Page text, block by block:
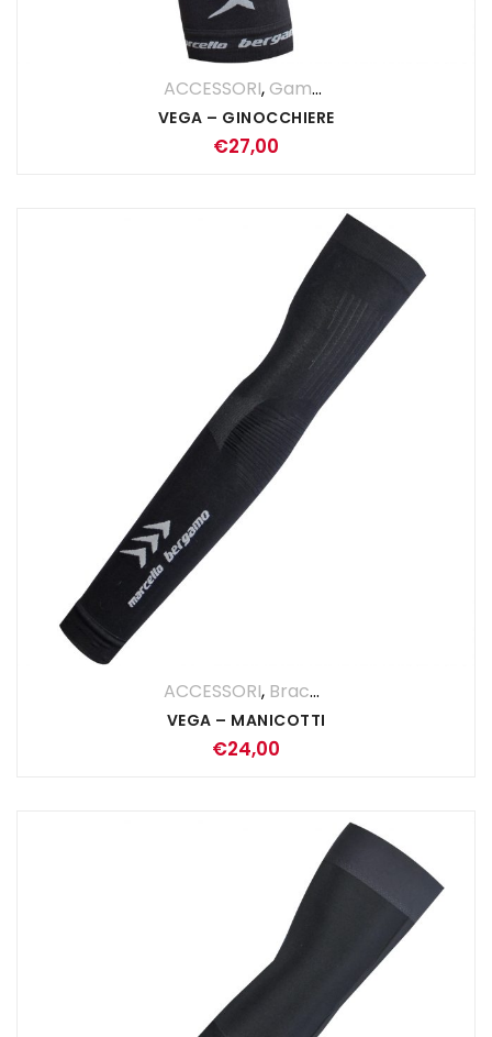
ACCESSORI, Gambe
VEGA – GINOCCHIERE
€27,00
ACCESSORI, Braccia
VEGA – MANICOTTI
€24,00